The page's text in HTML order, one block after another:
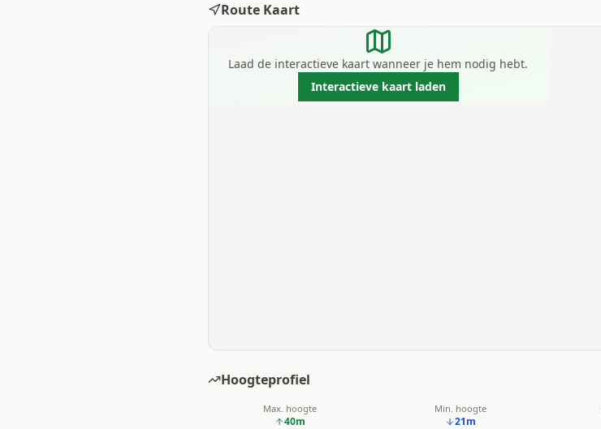
Route Kaart
Laad de interactieve kaart wanneer je hem nodig hebt.
Interactieve kaart laden
Hoogteprofiel
Max. hoogte
40m
Min. hoogte
21m